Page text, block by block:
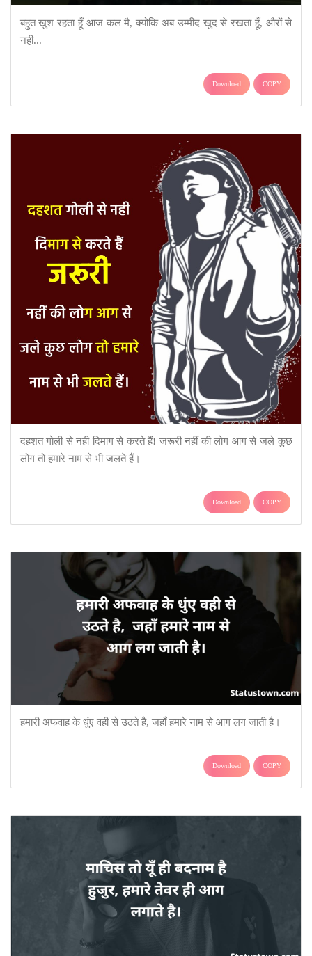
बहुत खुश रहता हूँ आज कल मै, क्योकि अब उम्मीद खुद से रखता हूँ, औरों से
नही...
Download COPY
दहशत गोली से नही दिमाग से करते हैं! जरूरी नहीं की लोग आग से जले कुछ
लोग तो हमारे नाम से भी जलते हैं।
Download COPY
हमारी अफवाह के धुंए वही से उठते है, जहाँ हमारे नाम से आग लग जाती है।
Download COPY